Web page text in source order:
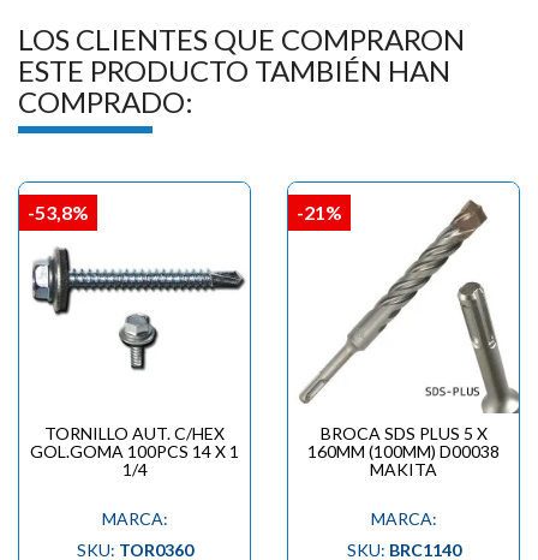
LOS CLIENTES QUE COMPRARON
ESTE PRODUCTO TAMBIÉN HAN
COMPRADO:
TORNILLO AUT. C/HEX
GOL.GOMA 100PCS 14 X 1
1/4
MARCA:
SKU: TOR0360
-53,8%
BROCA SDS PLUS 5 X
160MM (100MM) D00038
MAKITA
MARCA:
SKU: BRC1140
-21%